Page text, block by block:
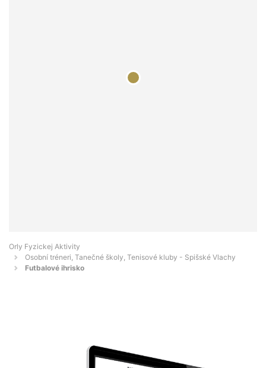
Orly Fyzickej Aktivity
Osobní tréneri, Tanečné školy, Tenisové kluby - Spišské Vlachy
Futbalové ihrisko